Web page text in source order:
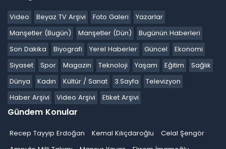
Video Beyaz TV Arşivi Foto Galeri
Yazarlar
Manşetler (Bugün)
Manşetler (Dün)
Bugünün Haberleri
Son Dakika
Biyografi Yerel Haberler Güncel
Ekonomi
Siyaset
Spor Magazin Teknoloji Yaşam Eğitim
Sağlık
Dünya
Kadın Kültür / Sanat 3.Sayfa
Televizyon
Haber Arşivi
Video Arşivi Etiket Arşivi
Gündem Konular
Recep Tayyip Erdoğan Kemal Kılıçdaroğlu
Celal Şengör